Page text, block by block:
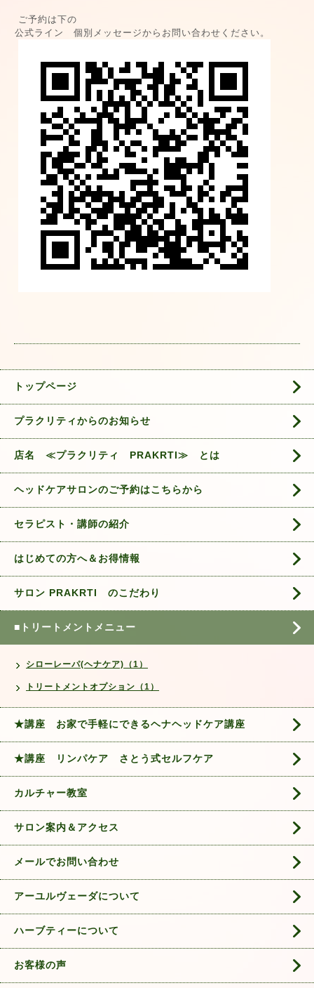
ご予約は下の
公式ライン 個別メッセージからお問い合わせください。
トップページ
プラクリティからのお知らせ
店名 ≪プラクリティ PRAKRTI≫ とは
ヘッドケアサロンのご予約はこちらから
セラピスト・講師の紹介
はじめての方へ＆お得情報
サロン PRAKRTI のこだわり
■トリートメントメニュー
シローレーパ(ヘナケア)（1）
トリートメントオプション（1）
★講座 お家で手軽にできるヘナヘッドケア講座
★講座 リンパケア さとう式セルフケア
カルチャー教室
サロン案内＆アクセス
メールでお問い合わせ
アーユルヴェーダについて
ハーブティーについて
お客様の声